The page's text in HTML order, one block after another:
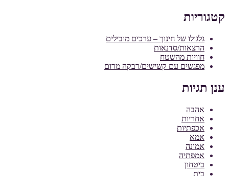
קטגוריות
גלגולו של חינוך – ערכים מובילים
הרצאות/סדנאות
חוויות מהשטח
מפגשים עם קשישים/רבקה מרום
ענן תגיות
אהבה
אחריות
אכפתיות
אמא
אמונה
אמפתיה
ביטחון
בית